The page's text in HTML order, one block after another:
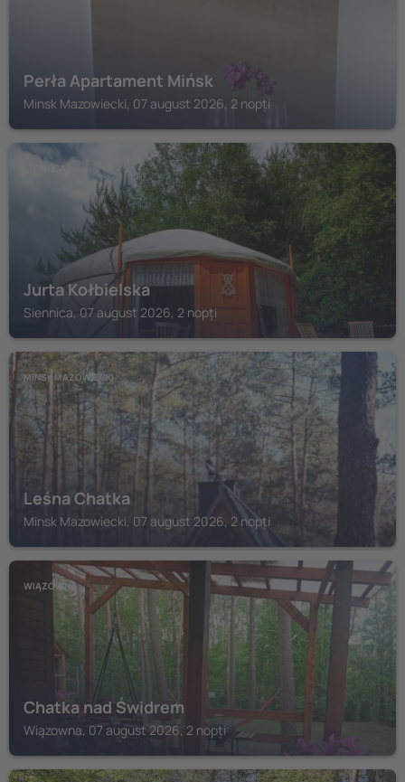
Perła Apartament Mińsk
Minsk Mazowiecki, 07 august 2026, 2 nopți
SIENNICA
Jurta Kołbielska
Siennica, 07 august 2026, 2 nopți
MINSK MAZOWIECKI
Leśna Chatka
Minsk Mazowiecki, 07 august 2026, 2 nopți
WIĄZOWNA
Chatka nad Świdrem
Wiązowna, 07 august 2026, 2 nopți